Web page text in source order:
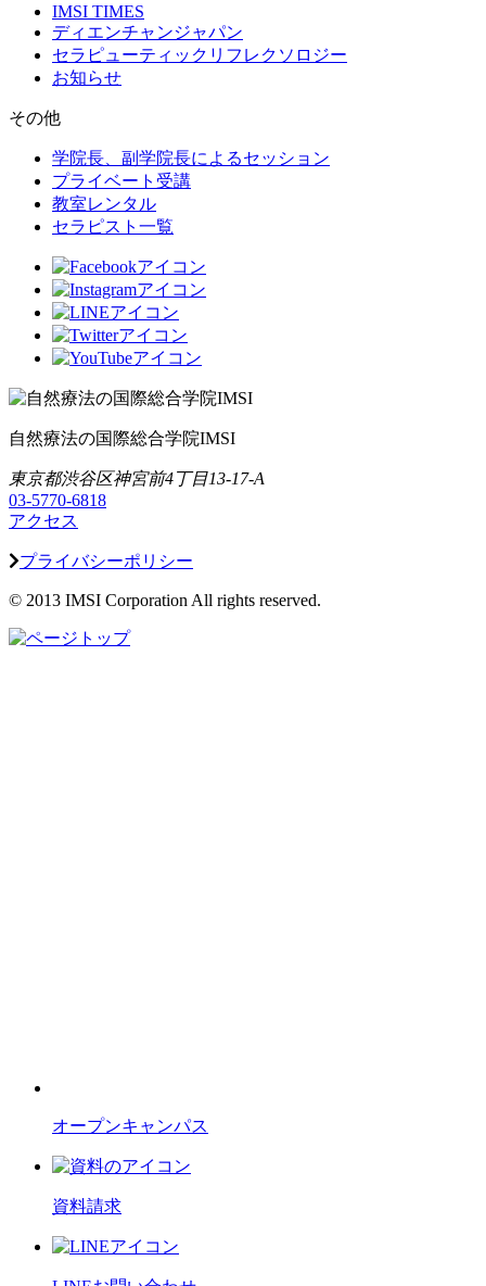
IMSI TIMES
ディエンチャンジャパン
セラピューティックリフレクソロジー
お知らせ
その他
学院長、副学院長によるセッション
プライベート受講
教室レンタル
セラピスト一覧
自然療法の国際総合学院IMSI
東京都渋谷区神宮前4丁目13-17-A
03-5770-6818
アクセス
プライバシーポリシー
© 2013 IMSI Corporation All rights reserved.
オープンキャンパス
資料請求